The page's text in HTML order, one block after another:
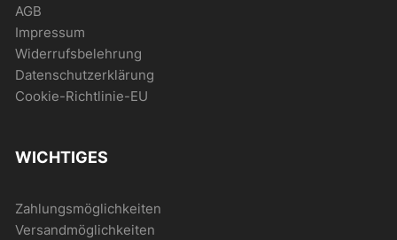
AGB
Impressum
Widerrufsbelehrung
Datenschutzerklärung
Cookie-Richtlinie-EU
WICHTIGES
Zahlungsmöglichkeiten
Versandmöglichkeiten